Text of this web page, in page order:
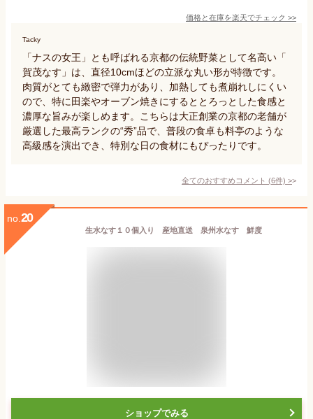
価格と在庫を楽天でチェック >>
Tacky
「ナスの女王」とも呼ばれる京都の伝統野菜として名高い「
賀茂なす」は、直径10cmほどの立派な丸い形が特徴です。
肉質がとても緻密で弾力があり、加熱しても煮崩れしにくい
ので、特に田楽やオーブン焼きにするととろっとした食感と
濃厚な旨みが楽しめます。こちらは大正創業の京都の老舗が
厳選した最高ランクの“秀”品で、普段の食卓も料亭のような
高級感を演出でき、特別な日の食材にもぴったりです。
全てのおすすめコメント (6件) >
no. 20
生水なす１０個入り 産地直送 泉州水なす 鮮度
ショップでみる